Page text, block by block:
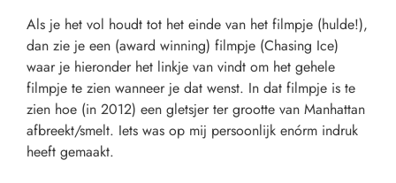
Als je het vol houdt tot het einde van het filmpje (hulde!),
dan zie je een (award winning) filmpje (Chasing Ice)
waar je hieronder het linkje van vindt om het gehele
filmpje te zien wanneer je dat wenst. In dat filmpje is te
zien hoe (in 2012) een gletsjer ter grootte van Manhattan
afbreekt/smelt. Iets was op mij persoonlijk enórm indruk
heeft gemaakt.